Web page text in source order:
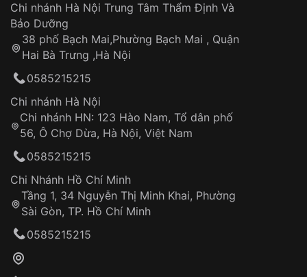
Chi nhánh Hà Nội Trung Tâm Thẩm Định Và
Bảo Dưỡng
38 phố Bạch Mai,Phường Bạch Mai , Quận
Hai Bà Trưng ,Hà Nội
0585215215
Chi nhánh Hà Nội
Chi nhánh HN: 123 Hào Nam, Tổ dân phố
56, Ô Chợ Dừa, Hà Nội, Việt Nam
0585215215
Chi Nhánh Hồ Chí Minh
Tầng 1, 34 Nguyễn Thị Minh Khai, Phường
Sài Gòn, TP. Hồ Chí Minh
0585215215